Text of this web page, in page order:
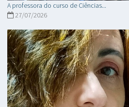
A professora do curso de Ciências...
27/07/2026